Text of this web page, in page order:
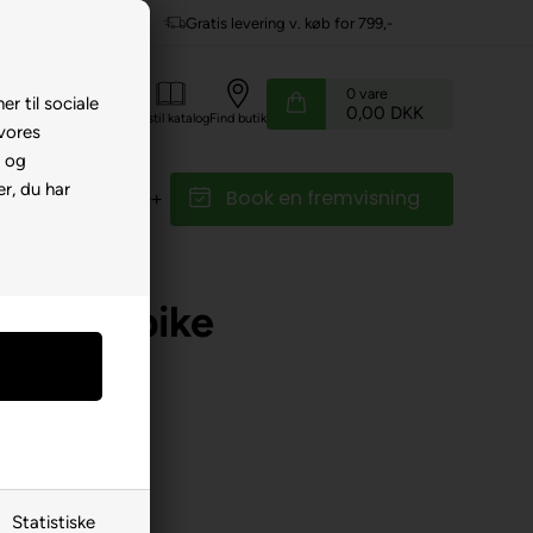
til sociale
og
du har
Statistiske
Service hos dig
Bestil katalogFind butik
0 vare
0,00 DKK
Reservedele Book en fremvisning
Kidsbike